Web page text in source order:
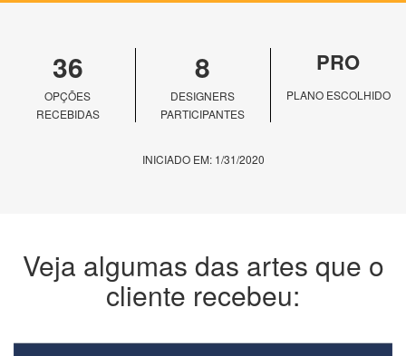
36
OPÇÕES
RECEBIDAS
8
DESIGNERS
PARTICIPANTES
PRO
PLANO ESCOLHIDO
INICIADO EM: 1/31/2020
Veja algumas das artes que o
cliente recebeu: